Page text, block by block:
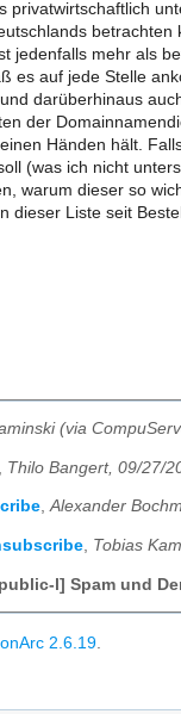
privatwirtschaftlich
betrachten
jedenfalls mehr als
es auf jede Stelle
darüberhinaus
der
Händen hält.
(was ich nicht
warum dieser so
dieser Liste seit
(via
Thilo Bangert, 09/27/
,Alexander
, Tobias
l] Spam und
2.6.19